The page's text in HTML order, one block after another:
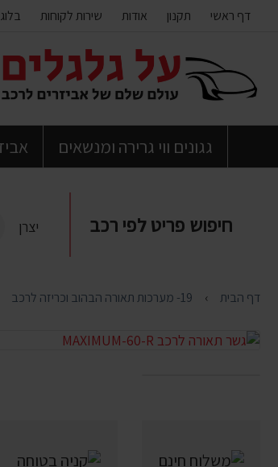
דף ראשי תקנון אודות שירות לקוחות בלוג
גגונים ווי גרירה ומנשאים
חיפוש פריט לפי רכב יצרן
דף הבית 19- מערכות תאורה הבהוב וכריזה לרכב